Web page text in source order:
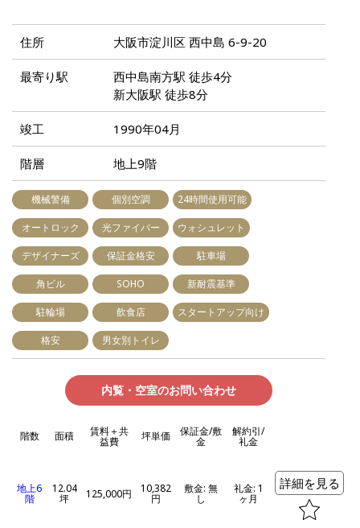
住所 大阪市淀川区 西中島 6-9-20
最寄り駅
西中島南方駅 徒歩4分
新大阪駅 徒歩8分
竣工 1990年04月
階層 地上9階
機械警備 個別空調 24時間使用可能
オートロック 光ファイバー ウォシュレット
デザイナーズ 保証金格安 駐車場
角ビル SOHO 新耐震基準
駐輪場 飲食店 スタートアップ向け
格安 男女別トイレ
内覧・空室のお問い合わせ
階数 面積 賃料＋共
益費 坪単価 保証金/敷
金
解約引/
礼金
地上6
階
12.04
坪 125,000円 10,382
円
敷金: 無
し
礼金: 1
ヶ月
詳細を見る